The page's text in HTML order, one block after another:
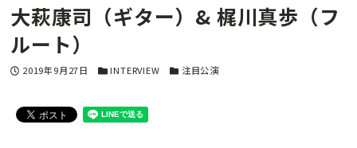
大萩康司（ギター）& 梶川真歩（フ
ルート）
投稿日
2019年9月27日 カテゴリー
INTERVIEW カテゴリー
注目公演